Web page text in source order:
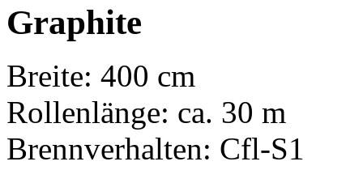
Graphite
Breite: 400 cm
Rollenlänge: ca. 30 m
Brennverhalten: Cfl-S1